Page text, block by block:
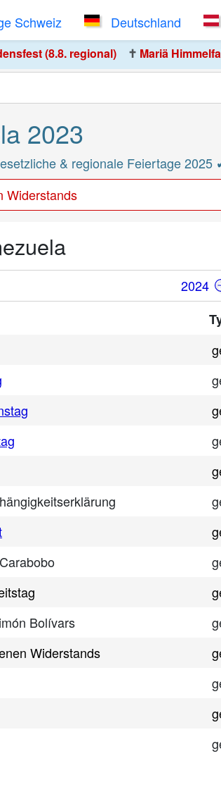
Schweiz Deutschland
(8.8. regional) ✝️ Mariä
2023
& regionale Feiertage
Widerstands
2024
Bolívars
Widerstands